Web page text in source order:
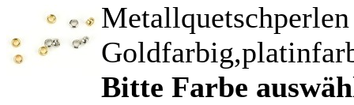
Bitte Farbe